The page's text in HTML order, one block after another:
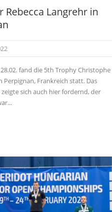
Rebecca Langrehr in
28.02. fand die 5th Trophy Christophe
Perpignan, Frankreich statt. Das
sich auch hier fordernd, der